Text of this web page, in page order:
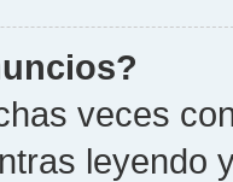
veces
leyendo